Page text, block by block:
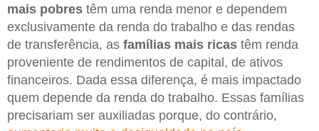
mais pobres têm uma renda menor e dependem
exclusivamente da renda do trabalho e das rendas
de transferência, as famílias mais ricas têm renda
proveniente de rendimentos de capital, de ativos
financeiros. Dada essa diferença, é mais impactado
quem depende da renda do trabalho. Essas famílias
precisariam ser auxiliadas porque, do contrário,